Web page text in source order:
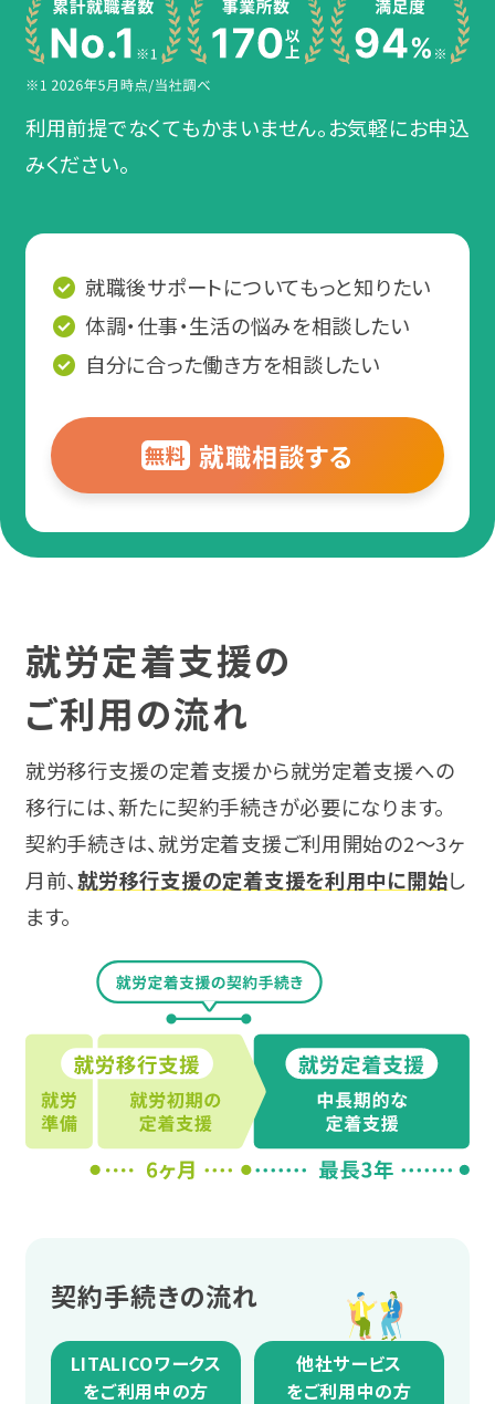
利用前提でなくてもかまいません。お気軽にお申込
みください。
就職後サポートについてもっと知りたい
体調・仕事・生活の悩みを相談したい
自分に合った働き方を相談したい
無料 就職相談する
就労定着支援の
ご利用の流れ
就労移行支援の定着支援から就労定着支援への
移行には、新たに契約手続きが必要になります。
契約手続きは、就労定着支援ご利用開始の2〜3ヶ
月前、就労移行支援の定着支援を利用中に開始し
ます。
契約手続きの流れ
LITALICOワークス
をご利用中の方
他社サービス
をご利用中の方